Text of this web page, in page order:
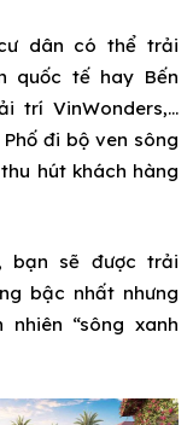
dân có thể trải
quốc tế hay Bến
trí VinWonders,...
đi bộ ven sông
hút khách hàng
bạn sẽ được trải
bậc nhất nhưng
“sông xanh